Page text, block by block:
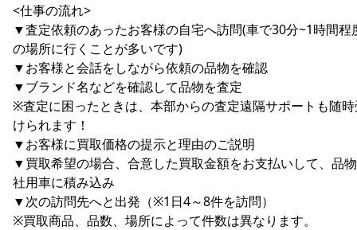
<仕事の流れ>
▼査定依頼のあったお客様の自宅へ訪問(車で30分~1時間程
の場所に行くことが多いです)
▼お客様と会話をしながら依頼の品物を確認
▼ブランド名などを確認して品物を査定
※査定に困ったときは、本部からの査定遠隔サポートも随
けられます！
▼お客様に買取価格の提示と理由のご説明
▼買取希望の場合、合意した買取金額をお支払いして、品
社用車に積み込み
▼次の訪問先へと出発（※1日4～8件を訪問）
※買取商品、品数、場所によって件数は異なります。